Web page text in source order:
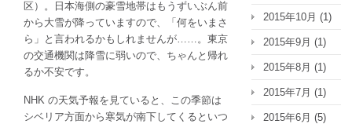
区）。日本海側の豪雪地帯はもうずいぶん前
から大雪が降っていますので、「何をいまさ
ら」と言われるかもしれませんが……。東京
の交通機関は降雪に弱いので、ちゃんと帰れ
るか不安です。
NHK の天気予報を見ていると、この季節は
シベリア方面から寒気が南下してくるといつ
2015年10月 (1)
2015年9月 (1)
2015年8月 (1)
2015年7月 (1)
2015年6月 (5)